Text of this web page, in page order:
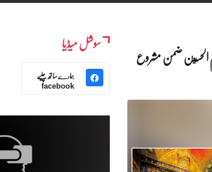
الحسين ضمن مشروع
سوشل میڈیا
ہمارے ساتھ چلیے
facebook